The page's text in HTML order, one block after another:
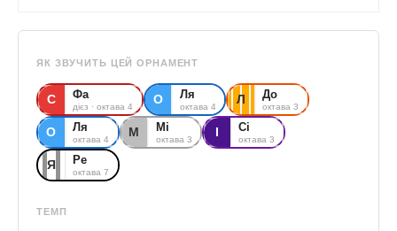
ЯК ЗВУЧИТЬ ЦЕЙ ОРНАМЕНТ
С Фа
дієз · октава 4 О Ля
октава 4 Л До
октава 3
О Ля
октава 4 М Мі
октава 3 І Сі
октава 3
Я Ре
октава 7
ТЕМП